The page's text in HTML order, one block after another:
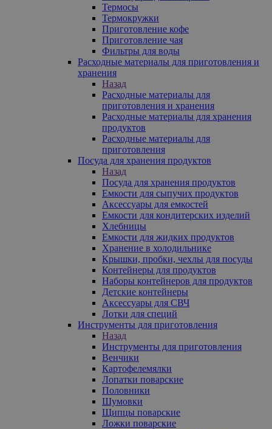
Термосы
Термокружки
Приготовление кофе
Приготовление чая
Фильтры для воды
Расходные материалы для приготовления и
хранения
Назад
Расходные материалы для
приготовления и хранения
Расходные материалы для хранения
продуктов
Расходные материалы для
приготовления
Посуда для хранения продуктов
Назад
Посуда для хранения продуктов
Емкости для сыпучих продуктов
Аксессуары для емкостей
Емкости для кондитерских изделий
Хлебницы
Емкости для жидких продуктов
Хранение в холодильнике
Крышки, пробки, чехлы для посуды
Контейнеры для продуктов
Наборы контейнеров для продуктов
Детские контейнеры
Аксессуары для СВЧ
Лотки для специй
Инструменты для приготовления
Назад
Инструменты для приготовления
Венчики
Картофелемялки
Лопатки поварские
Половники
Шумовки
Щипцы поварские
Ложки поварские